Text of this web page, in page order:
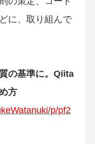
に、取り組んで
の基準に。Qiita
方
p/pf2